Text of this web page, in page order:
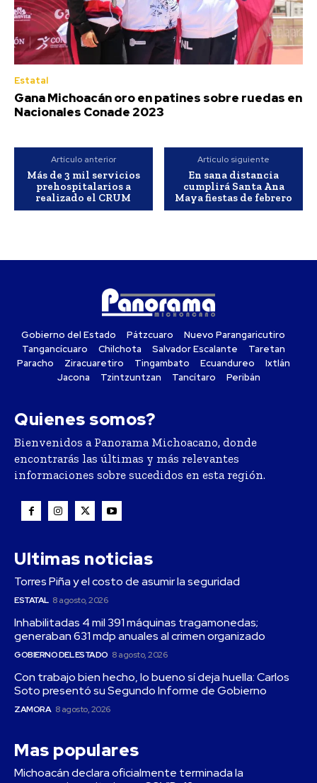
Estatal
Gana Michoacán oro en patines sobre ruedas en
Nacionales Conade 2023
Artículo anterior
Más de 3 mil servicios
prehospitalarios a
realizado el CRUM
Artículo siguiente
En sana distancia
cumplirá Santa Ana
Maya fiestas de febrero
Gobierno del Estado Pátzcuaro
Nuevo Parangaricutiro
Tangancícuaro
Chilchota Salvador Escalante
Taretan
Paracho
Ziracuaretiro Tingambato Ecuandureo
Ixtlán
Jacona
Tzintzuntzan Tancítaro Peribán
Quienes somos?
Bienvenidos a Panorama Michoacano, donde
encontrarás las últimas y más relevantes
informaciones sobre sucedidos en esta región.
Ultimas noticias
Torres Piña y el costo de asumir la seguridad
ESTATAL 8 agosto, 2026
Inhabilitadas 4 mil 391 máquinas tragamonedas;
generaban 631 mdp anuales al crimen organizado
GOBIERNO DEL ESTADO 8 agosto, 2026
Con trabajo bien hecho, lo bueno sí deja huella: Carlos
Soto presentó su Segundo Informe de Gobierno
ZAMORA 8 agosto, 2026
Mas populares
Michoacán declara oficialmente terminada la